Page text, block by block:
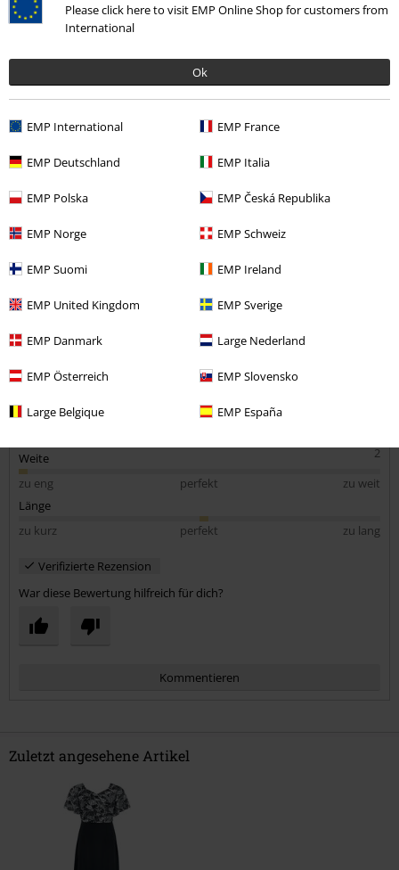
Please click here to visit EMP Online Shop for customers from
International
Ok
EMP International EMP France
EMP Deutschland EMP Italia
EMP Polska EMP Česká Republika
EMP Norge EMP Schweiz
EMP Suomi EMP Ireland
EMP United Kingdom EMP Sverige
EMP Danmark Large Nederland
EMP Österreich EMP Slovensko
Large Belgique EMP España
Kommentar jetzt abschicken!
Geschrieben am: Dienstag, 30.01.2024
Körpergröße in Meter: 1.79
Gekaufte Größe: XL
Fällt kleiner aus
Macht zwar nen schicken Eindruck, wobei mir der Plott am Saum
nicht ganz gefallen hat. Allerdings ist dieses Kleid sehr schmal
geschnitten.
Hab XL bestellt, vielleicht würde ich zwei Nummern größer zu
bekommen, dann würde es aber an anderen Stellen zu weit sein.
Qualität
2
Weite
zu eng
perfekt
zu weit
Länge
zu kurz
perfekt zu lang
Verifizierte Rezension
War diese Bewertung hilfreich für dich?
Kommentieren
Kommentar jetzt abschicken!
Zuletzt angesehene Artikel